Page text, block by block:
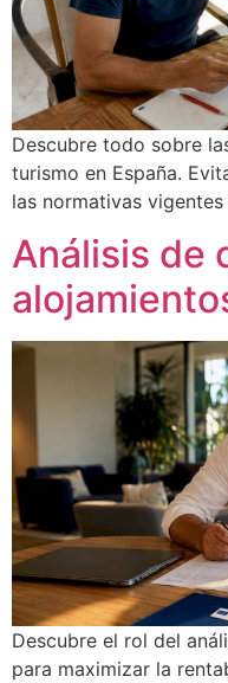
Descubre todo sobre
turismo en España.
las normativas
Análisis de
Descubre el rol del
para maximizar la